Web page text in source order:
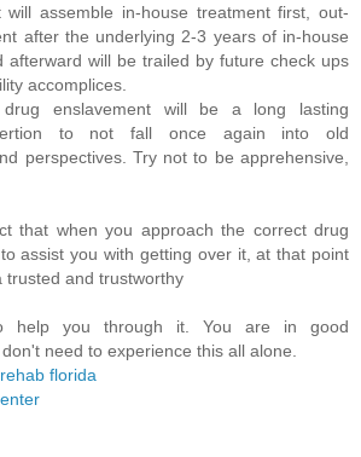
will assemble in-house treatment first, out-
after the underlying 2-3 years of in-house
afterward will be trailed by future check ups
accomplices.
enslavement will be a long lasting
to not fall once again into old
perspectives. Try not to be apprehensive,
that when you approach the correct drug
assist you with getting over it, at that point
trusted and trustworthy
help you through it. You are in good
need to experience this all alone.
florida